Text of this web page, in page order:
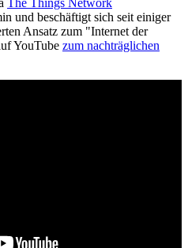
und beschäftigt sich seit einiger
Ansatz zum "Internet der
YouTube zum nachträglichen